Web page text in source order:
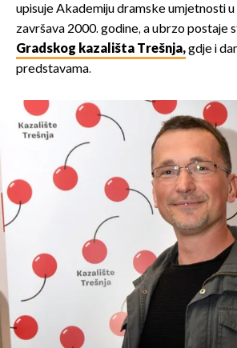
upisuje Akademiju dramske umjetnosti
završava 2000. godine, a ubrzo postaje
Gradskog kazališta Trešnja,gdje i
predstavama.